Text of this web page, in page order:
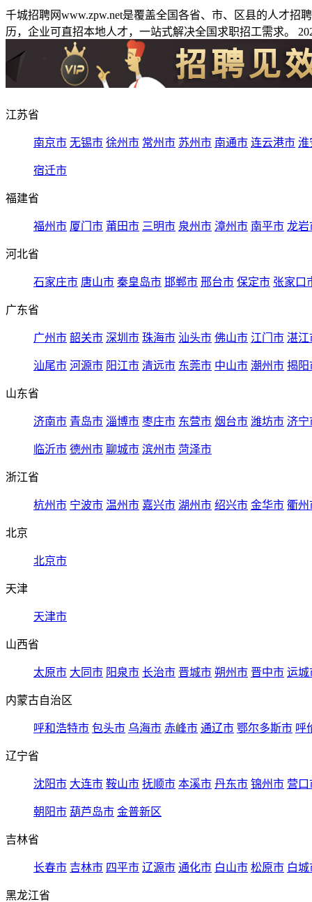
千城招聘网www.zpw.net是覆盖全国各省、市、区县的人才
历，企业可直招本地人才，一站式解决全国求职招工需求。
江苏省
南京市 无锡市 徐州市 常州市 苏州市 南通市 连云港市 淮
宿迁市
福建省
福州市 厦门市 莆田市 三明市 泉州市 漳州市 南平市 龙岩
河北省
石家庄市 唐山市 秦皇岛市 邯郸市 邢台市 保定市 张家口
广东省
广州市 韶关市 深圳市 珠海市 汕头市 佛山市 江门市 湛江
汕尾市 河源市 阳江市 清远市 东莞市 中山市 潮州市 揭阳
山东省
济南市 青岛市 淄博市 枣庄市 东营市 烟台市 潍坊市 济宁
临沂市 德州市 聊城市 滨州市 菏泽市
浙江省
杭州市 宁波市 温州市 嘉兴市 湖州市 绍兴市 金华市 衢州
北京
北京市
天津
天津市
山西省
太原市 大同市 阳泉市 长治市 晋城市 朔州市 晋中市 运城
内蒙古自治区
呼和浩特市 包头市 乌海市 赤峰市 通辽市 鄂尔多斯市 呼
辽宁省
沈阳市 大连市 鞍山市 抚顺市 本溪市 丹东市 锦州市 营口
朝阳市 葫芦岛市 金普新区
吉林省
长春市 吉林市 四平市 辽源市 通化市 白山市 松原市 白城
黑龙江省